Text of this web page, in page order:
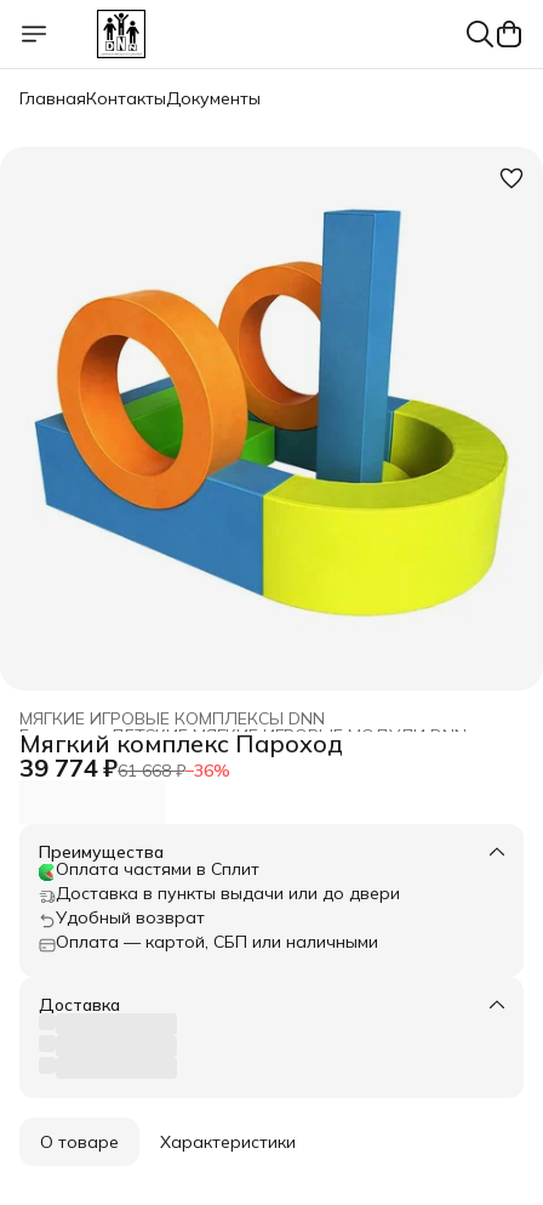
ГлавнаяКонтактыДокументы
МЯГКИЕ ИГРОВЫЕ КОМПЛЕКСЫ DNN
ДЕТСКИЕ МЯГКИЕ ИГРОВЫЕ МОДУЛИ DNN
Главная ›
Мягкий комплекс Пароход
39 774 ₽61 668 ₽−36%
Преимущества
Оплата частями в Сплит
Доставка в пункты выдачи или до двери
Удобный возврат
Оплата — картой, СБП или наличными
Доставка
О товаре Характеристики